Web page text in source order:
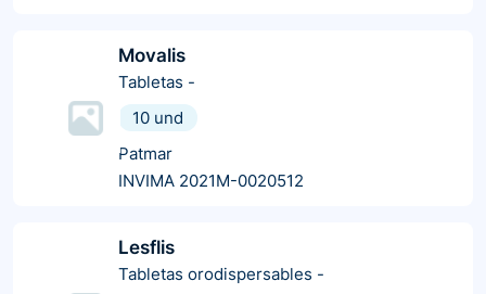
Movalis
Tabletas -
10 und
Patmar
INVIMA 2021M-0020512
Lesflis
Tabletas orodispersables -